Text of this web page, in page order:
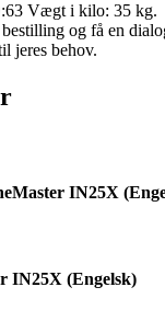
Vægt i kilo: 35 kg.
og få en
jeres behov.
IN25X
IN25X (Engelsk)